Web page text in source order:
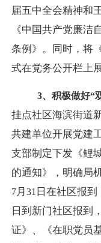
届五中全会精神和
《中国共产党廉洁
条例》。同时，将
式在党务公开栏上
3、积极做好“
挂点社区海滨街道
共建单位开展党建
支部制定下发《鲤
的通知》，明确局
7月 31 日在社区报到
日到新门社区报到
证》、《在职党员